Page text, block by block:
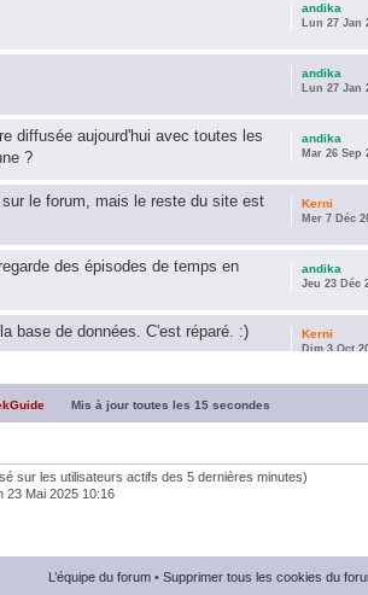
andika
Lun 27 Jan
andika
Lun 27 Jan
diffusée aujourd'hui avec toutes les
?
andika
Mar 26 Sep
le forum, mais le reste du site est
Kerni
Mer 7 Déc
des épisodes de temps en
andika
Jeu 23 Déc
base de données. C'est réparé. :) Kerni
Dim 3 Oct
plus belle que 2020 !
issus des saisons 6; 7 et 8 ! andika
Dim 26 Avr
Mis à jour toutes les 15 secondes
sur les utilisateurs actifs des 5 dernières minutes)
23 Mai 2025 10:16
L’équipe du forum • Supprimer tous les cookies du